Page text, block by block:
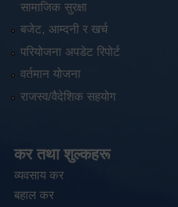
सामाजिक सुरक्षा
बजेट, आम्दनी र खर्च
परियोजना अपडेट रिपोर्ट
वर्तमान योजना
राजस्व/वैदेशिक सहयोग
कर तथा शुल्कहरू
व्यवसाय कर
बहाल कर